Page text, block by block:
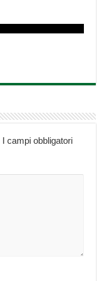
I campi obbligatori